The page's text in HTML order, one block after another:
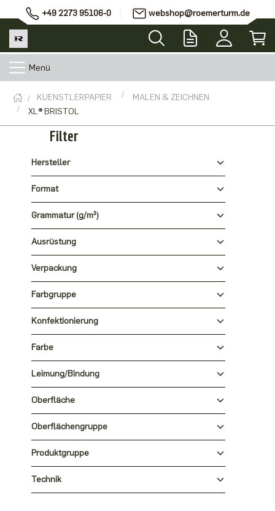
+49 2273 95106-0 webshop@roemerturm.de
Menü
KUENSTLERPAPIER
MALEN & ZEICHNEN
XL® BRISTOL
Filter
Hersteller
Format
Grammatur (g/m²)
Ausrüstung
Verpackung
Farbgruppe
Konfektionierung
Farbe
Leimung/Bindung
Oberfläche
Oberflächengruppe
Produktgruppe
Technik